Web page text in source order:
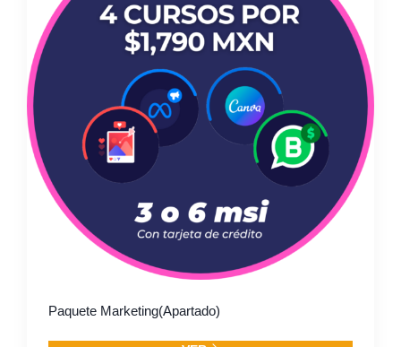
Paquete Marketing(Apartado)